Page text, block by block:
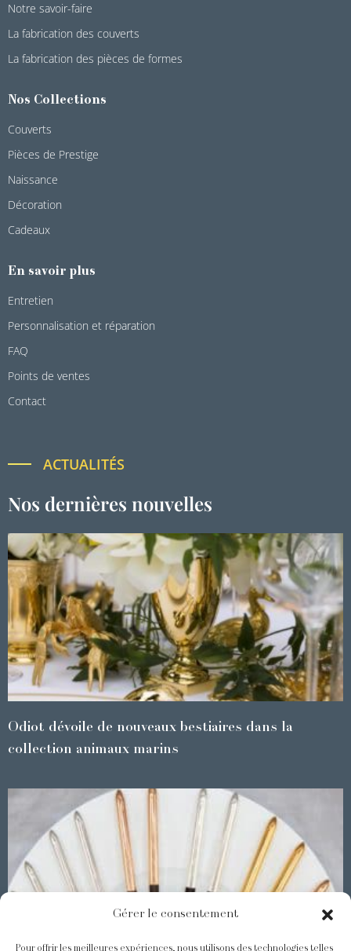
Gérer le consentement
Pour offrir les meilleures expériences, nous utilisons des technologies telles
Notre savoir-faire
La fabrication des couverts
La fabrication des pièces de formes
Nos Collections
Couverts
Pièces de Prestige
Naissance
Décoration
Cadeaux
En savoir plus
Entretien
Personnalisation et réparation
FAQ
Points de ventes
Contact
ACTUALITÉS
Nos dernières nouvelles
Odiot dévoile de nouveaux bestiaires dans la
collection animaux marins